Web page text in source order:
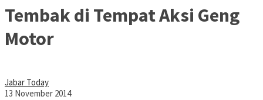
Tembak di Tempat Aksi Geng
Motor
Jabar Today
13 November 2014